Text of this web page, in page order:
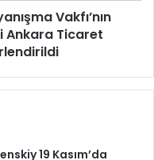
Vakfı’nın
Ankara Ticaret
19 Kasım’da